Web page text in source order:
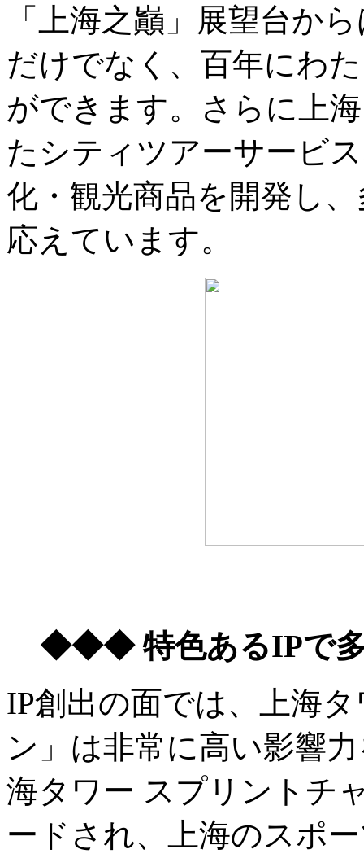
「上海之巓」展望台か
だけでなく、百年にわ
ができます。さらに上
たシティツアーサービ
化・観光商品を開発し
応えています。
◆◆◆ 特色あるIPで
IP創出の面では、上海
ン」は非常に高い影響
海タワー スプリントチ
ードされ、上海のスポ